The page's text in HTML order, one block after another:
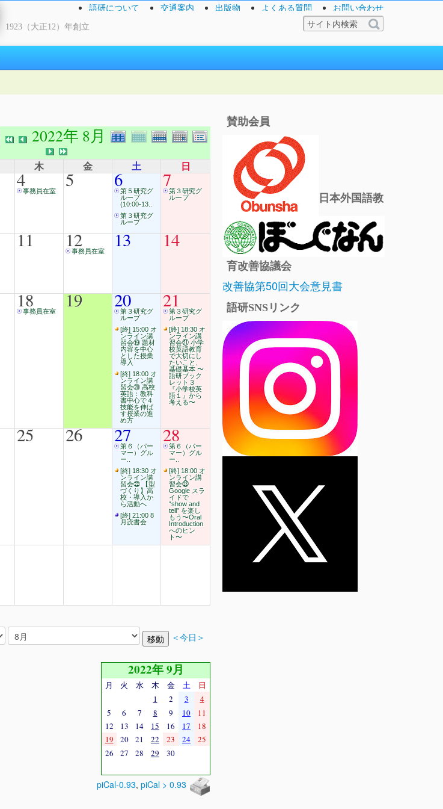
1923（大正12）年創立
語研について 交通案内 出版物 よくある質問 お問い合わせ
2022年 8月
木 金 土 日
4事務員在室 5 6第５研究グ
ループ
(10:00-13..
第３研究グ
ループ
7第３研究グ
ループ
11 12
事務員在室 13 14
18
事務員在室 19 20
第３研究グ
ループ
[終] 15:00 オ
ンライン講
習会⑲ 題材
内容を中心
とした授業
導入
[終] 18:00 オ
ンライン講
習会⑳ 高校
英語：教科
書中心で４
技能を伸ば
す授業の進
め方
21
第３研究グ
ループ
[終] 18:30 オ
ンライン講
習会㉑ 小学
校英語教育
で大切にし
たいこと、
基礎基本 〜
語研ブック
レット３
『小学校英
語１』から
考える〜
25 26 27
第６（パー
マー）グル
ー..
[終] 18:30 オ
ンライン講
習会㉒ 【型
づくり】高
校・導入か
ら活動へ
[終] 21:00 8
月読書会
28
第６（パー
マー）グル
ー..
[終] 18:00 オ
ンライン講
習会㉓
Google スラ
イドで
“show and
tell” を楽し
もう〜Oral
Introduction
へのヒン
ト〜
＜今日＞
2022年 9月
月 火 水 木 金 土
日
1
2 3
4
5
6 7 8 9 10
11
12
13 14 15 16 17
18
19
20 21 22 23 24
25
26
27 28 29 30
piCal-0.93, piCal > 0.93
賛助会員
日本外国語教
育改善協議会
改善協第50回大会意見書
語研SNSリンク